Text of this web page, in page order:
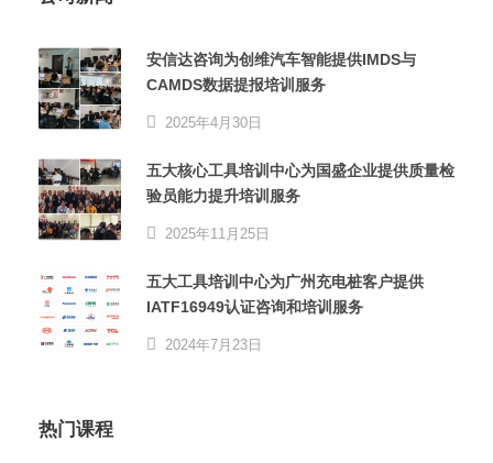
安信达咨询为创维汽车智能提供IMDS与
CAMDS数据提报培训服务
2025年4月30日
五大核心工具培训中心为国盛企业提供质量检
验员能力提升培训服务
2025年11月25日
五大工具培训中心为广州充电桩客户提供
IATF16949认证咨询和培训服务
2024年7月23日
热门课程